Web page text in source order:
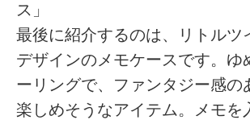
ス」
最後に紹介するのは、リトルツ
デザインのメモケースです。ゆ
ーリングで、ファンタジー感の
楽しめそうなアイテム。メモを